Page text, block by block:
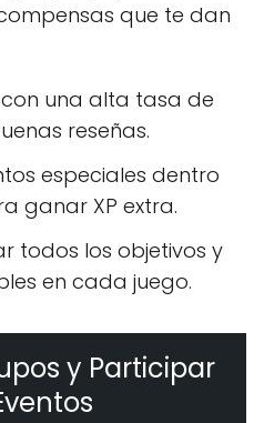
que te dan
una alta tasa de
reseñas.
especiales dentro
ganar XP extra.
todos los objetivos y
en cada juego.
y Participar